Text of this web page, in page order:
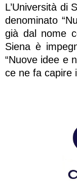
L’Università di
denominato
già dal nome
Siena è
“Nuove idee e
ce ne fa capire